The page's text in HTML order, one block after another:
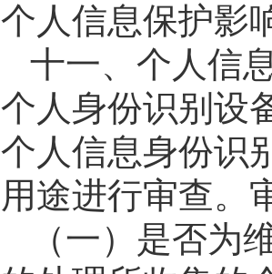
个人信息保护影
十一、个人信
个人身份识别设
个人信息身份识
用途进行审查。
（一）是否为